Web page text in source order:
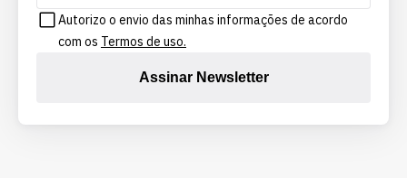
Autorizo o envio das minhas informações de acordo
com os Termos de uso.
Assinar Newsletter